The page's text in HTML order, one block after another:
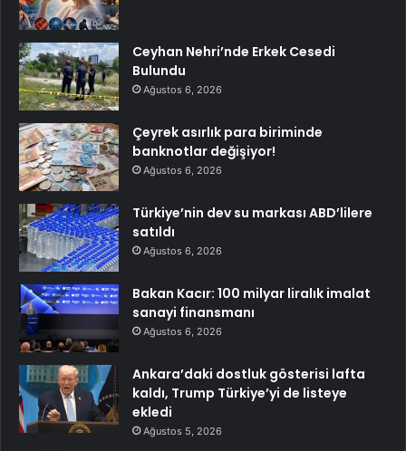
Ceyhan Nehri’nde Erkek Cesedi
Bulundu
Ağustos 6, 2026
Çeyrek asırlık para biriminde
banknotlar değişiyor!
Ağustos 6, 2026
Türkiye’nin dev su markası ABD’lilere
satıldı
Ağustos 6, 2026
Bakan Kacır: 100 milyar liralık imalat
sanayi finansmanı
Ağustos 6, 2026
Ankara’daki dostluk gösterisi lafta
kaldı, Trump Türkiye’yi de listeye
ekledi
Ağustos 5, 2026